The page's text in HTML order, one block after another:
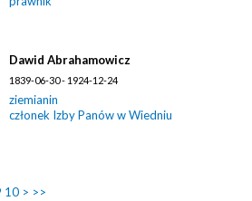
Dawid Abrahamowicz
1839-06-30 - 1924-12-24
ziemianin
członek Izby Panów w Wiedniu
10 > >>